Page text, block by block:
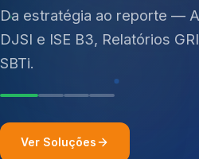
resíduos sólidos (PGRS/
Ver Soluções